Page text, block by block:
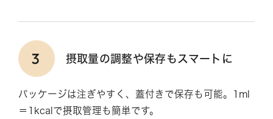
3 摂取量の調整や保存もスマートに
パッケージは注ぎやすく、蓋付きで保存も可能。1ml
＝1kcalで摂取管理も簡単です。